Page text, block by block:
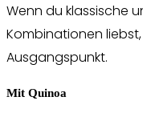
Wenn du klassische
Kombinationen
Ausgangspunkt.
Mit Quinoa